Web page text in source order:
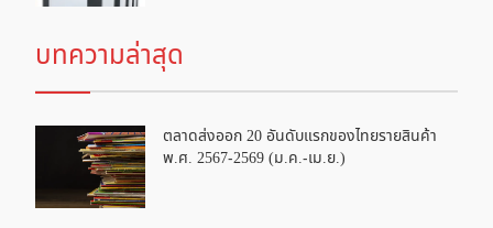
บทความล่าสุด
ตลาดส่งออก 20 อันดับแรกของไทยรายสินค้า
พ.ศ. 2567-2569 (ม.ค.-เม.ย.)